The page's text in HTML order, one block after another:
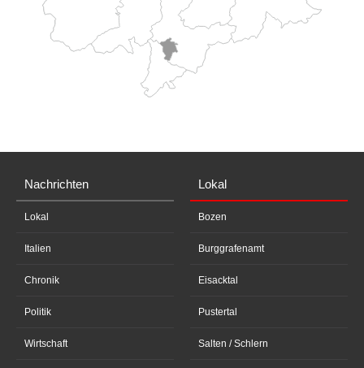
Nachrichten
Lokal
Italien
Chronik
Politik
Wirtschaft
Lokal
Bozen
Burggrafenamt
Eisacktal
Pustertal
Salten / Schlern